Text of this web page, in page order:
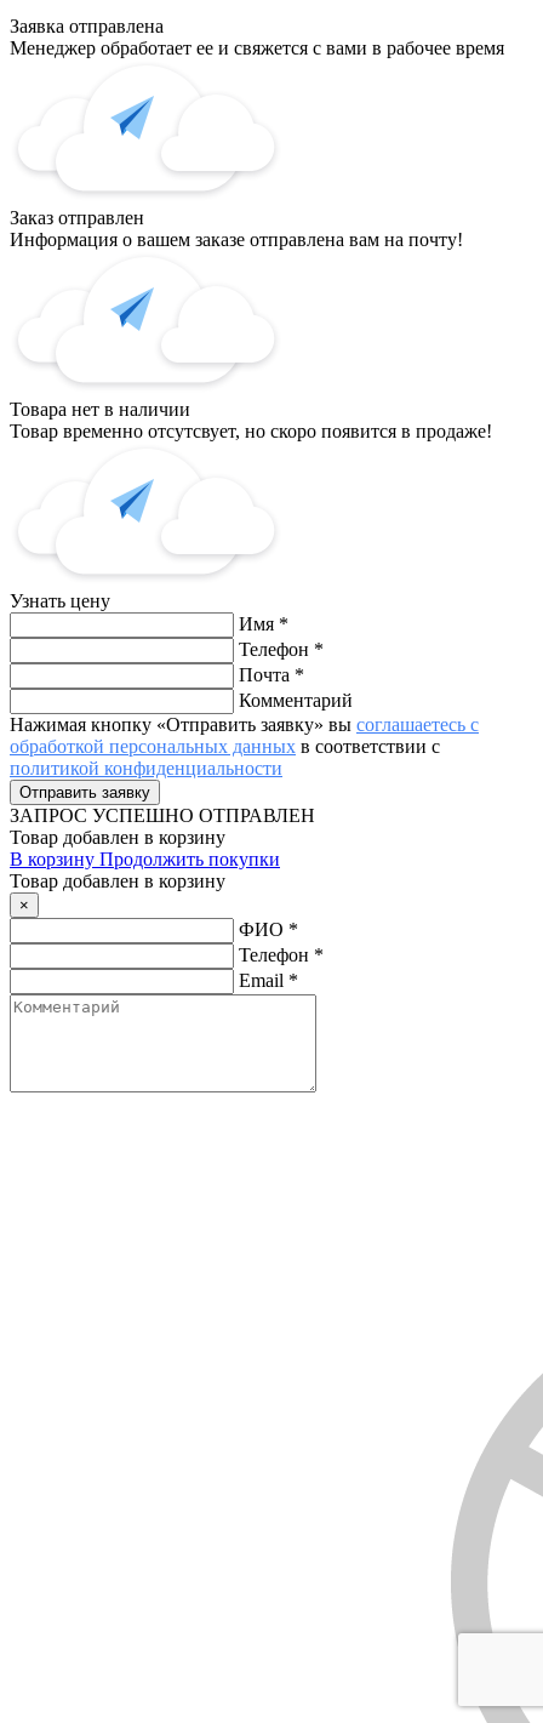
Заявка отправлена
Менеджер обработает ее и свяжется с вами в рабочее время
Заказ отправлен
Информация о вашем заказе отправлена вам на почту!
Товара нет в наличии
Товар временно отсутсвует, но скоро появится в продаже!
Узнать цену
Имя *
Телефон *
Почта *
Комментарий
Нажимая кнопку «Отправить заявку» вы соглашаетесь с
обработкой персональных данных в соответствии с
политикой конфиденциальности
ЗАПРОС УСПЕШНО ОТПРАВЛЕН
Товар добавлен в корзину
В корзину Продолжить покупки
Товар добавлен в корзину
×
ФИО *
Телефон *
Email *